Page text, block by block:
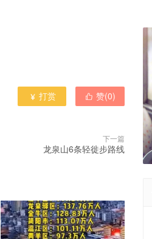
 赞(0)
 打赏
下一篇
龙泉山6条轻徙步路线